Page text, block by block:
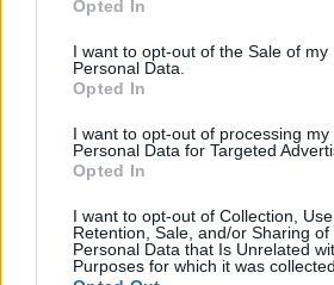
Opted In
I want to opt-out of the Sale of my
Personal Data.
Opted In
I want to opt-out of processing my
Personal Data for Targeted
Opted In
I want to opt-out of Collection, Use,
Retention, Sale, and/or Sharing of
Personal Data that Is Unrelated
Purposes for which it was collected.
dėl E. Bajarūno tinkamumo
Visgi šalies vadovas Gitanas
kad kaltinimų mobingu ir
tarnybine padėtimi
Bajarūnas yra reiklus
prezidento, tam tikros